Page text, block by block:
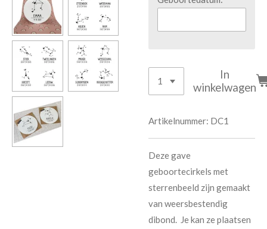
In
winkelwagen
Artikelnummer: DC1
Deze gave
geboortecirkels met
sterrenbeeld zijn gemaakt
van weersbestendig
dibond. Je kan ze plaatsen